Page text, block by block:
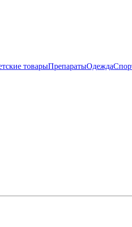
товарыПрепаратыОдежда